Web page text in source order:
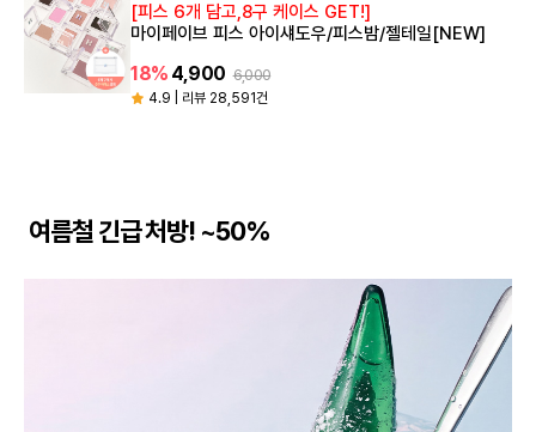
[피스 6개 담고,8구 케이스 GET!]
마이페이브 피스 아이섀도우/피스밤/젤테일[NEW]
18% 4,900 6,000
4.9 | 리뷰 28,591건
여름철 긴급 처방! ~50%